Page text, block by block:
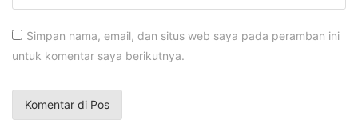
Simpan nama, email, dan situs web saya pada peramban ini
untuk komentar saya berikutnya.